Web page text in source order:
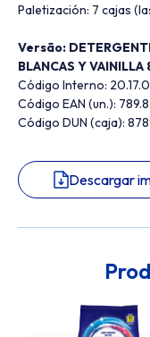
Paletización: 7 cajas
Versão:
BLANCAS Y
Código Interno:
Código EAN (un.):
Código DUN (caja):
Descargar